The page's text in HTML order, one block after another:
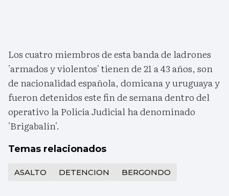
Los cuatro miembros de esta banda de ladrones
'armados y violentos' tienen de 21 a 43 años, son
de nacionalidad española, domicana y uruguaya y
fueron detenidos este fin de semana dentro del
operativo la Policía Judicial ha denominado
'Brigabalín'.
Temas relacionados
ASALTO DETENCION BERGONDO